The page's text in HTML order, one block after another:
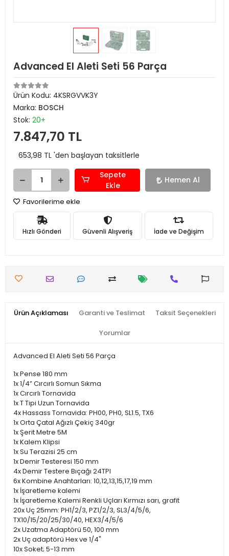
Advanced El Aleti Seti 56 Parça
Ürün Kodu: 4KSRGVVK3Y
Marka: BOSCH
Stok: 20+
7.847,70 TL
653,98 TL 'den başlayan taksitlerle
Sepete
Ekle
Hemen Al
Favorilerime ekle
Hızlı Gönderi Güvenli Alışveriş İade ve Değişim
Ürün Açıklaması Garanti ve Teslimat Taksit Seçenekleri
Yorumlar
Advanced El Aleti Seti 56 Parça
1x Pense 180 mm
1x 1/4” Cırcırlı Somun Sıkma
1x Cırcırlı Tornavida
1x T Tipi Uzun Tornavida
4x Hassass Tornavida: PH00, PH0, SL1.5, TX6
1x Orta Çatal Ağızlı Çekiç 340gr
1x Şerit Metre 5M
1x Kalem Klipsi
1x Su Terazisi 25 cm
1x Demir Testeresi 150 mm
4x Demir Testere Bıçağı 24TPI
6x Kombine Anahtarları: 10,12,13,15,17,19 mm
1x İşaretleme kalemi
1x İşaretleme Kalemi Renkli Uçları Kırmızı sarı, grafit
20x Uç 25mm: PH1/2/3, PZ1/2/3, SL3/4/5/6,
TX10/15/20/25/30/40, HEX3/4/5/6
2x Uzatma Adaptörü 50, 100 mm
2x Uç adaptörü Hex ve 1/4"
10x Soket; 5-13 mm